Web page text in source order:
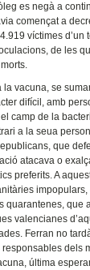
es negà a
començat a
víctimes d’un
de les
vacuna, se
difícil, amb
camp de la
a la seua
que
atacava o
preferits. A
quarantenes, que
valencianes
Ferran no
dels
última